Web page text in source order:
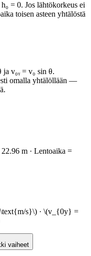
= 0. Jos lähtökorkeus ei
toisen asteen yhtälöstä
v₀ᵧ = v₀ sin θ.
omalla yhtälöllään —
m · Lentoaika =
s}\) · \(v_{0y} =
vaiheet